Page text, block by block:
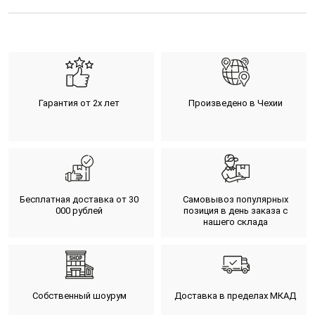
Гарантия от 2х лет Произведено в Чехии
Бесплатная доставка от 30
000 рублей
Самовывоз популярных
позиция в день заказа с
нашего склада
Собственный шоурум Доставка в пределах МКАД